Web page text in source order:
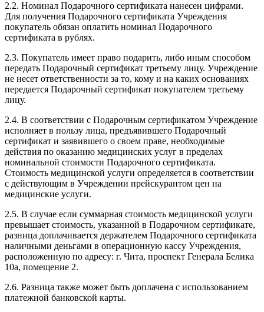
2.2. Номинал Подарочного сертификата нанесен цифрами.
Для получения Подарочного сертификата Учреждения
покупатель обязан оплатить номинал Подарочного
сертификата в рублях.
2.3. Покупатель имеет право подарить, либо иным способом
передать Подарочный сертификат третьему лицу. Учреждение
не несет ответственности за то, кому и на каких основаниях
передается Подарочный сертификат покупателем третьему
лицу.
2.4. В соответствии с Подарочным сертификатом Учреждение
исполняет в пользу лица, предъявившего Подарочный
сертификат и заявившего о своем праве, необходимые
действия по оказанию медицинских услуг в пределах
номинальной стоимости Подарочного сертификата.
Стоимость медицинской услуги определяется в соответствии
с действующим в Учреждении прейскурантом цен на
медицинские услуги.
2.5. В случае если суммарная стоимость медицинской услуги
превышает стоимость, указанной в Подарочном сертификате,
разница доплачивается держателем Подарочного сертификата
наличными деньгами в операционную кассу Учреждения,
расположенную по адресу: г. Чита, проспект Генерала Белика
10а, помещение 2.
2.6. Разница также может быть доплачена с использованием
платежной банковской карты.